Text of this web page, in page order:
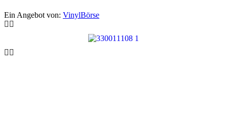
Ein Angebot von: VinylBörse